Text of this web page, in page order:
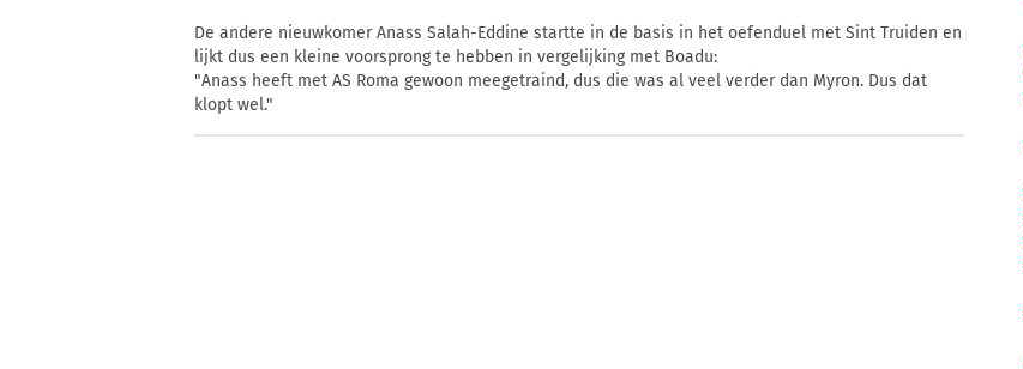
De andere nieuwkomer Anass Salah-Eddine startte in de basis in het oefenduel met Sint Truiden en
lijkt dus een kleine voorsprong te hebben in vergelijking met Boadu:
"Anass heeft met AS Roma gewoon meegetraind, dus die was al veel verder dan Myron. Dus dat
klopt wel."